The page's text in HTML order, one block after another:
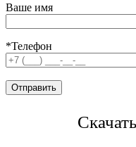
Ваше имя
*Телефон